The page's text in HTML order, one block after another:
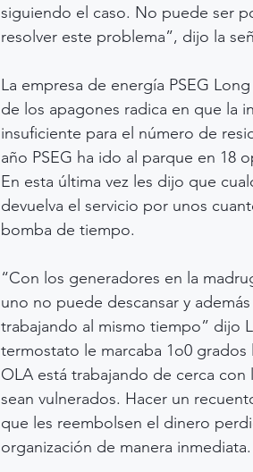
siguiendo el caso. No puede ser
resolver este problema”, dijo la
La empresa de energía PSEG
de los apagones radica en que la
insuficiente para el número de
año PSEG ha ido al parque en 18
En esta última vez les dijo que
devuelva el servicio por unos
bomba de tiempo.
“Con los generadores en la
uno no puede descansar y
trabajando al mismo tiempo” dijo
termostato le marcaba 1o0
OLA está trabajando de cerca
sean vulnerados. Hacer un
que les reembolsen el dinero
organización de manera inmediata.